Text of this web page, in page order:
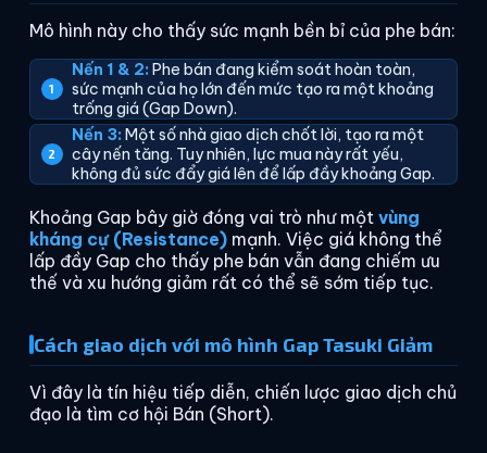
Mô hình này cho thấy sức mạnh bền bỉ của phe bán:
Nến 1 & 2:Phe bán đang kiểm soát hoàn toàn,
sức mạnh của họ lớn đến mức tạo ra một khoảng
trống giá (Gap Down).
Nến 3:Một số nhà giao dịch chốt lời, tạo ra một
cây nến tăng. Tuy nhiên, lực mua này rất yếu,
không đủ sức đẩy giá lên để lấp đầy khoảng Gap.
Khoảng Gap bây giờ đóng vai trò như một vùng
kháng cự (Resistance)mạnh. Việc giá không thể
lấp đầy Gap cho thấy phe bán vẫn đang chiếm ưu
thế và xu hướng giảm rất có thể sẽ sớm tiếp tục.
Cách giao dịch với mô hình Gap Tasuki Giảm
Vì đây là tín hiệu tiếp diễn, chiến lược giao dịch chủ
đạo là tìm cơ hội Bán (Short).